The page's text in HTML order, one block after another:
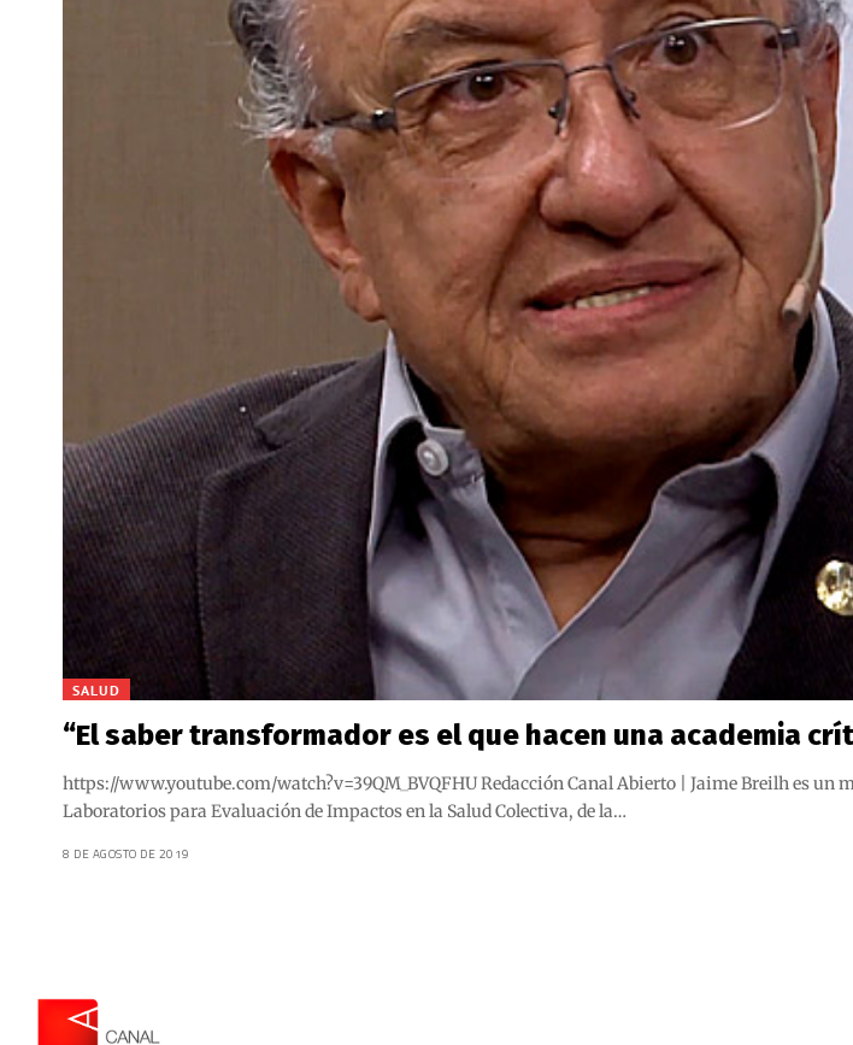
SALUD
“El saber transformador es el que hacen una academia
https://www.youtube.com/watch?v=39QM_BVQFHU Redacción Canal Abierto | Jaime Breilh es
Laboratorios para Evaluación de Impactos en la Salud Colectiva, de la…
8 DE AGOSTO DE 2019